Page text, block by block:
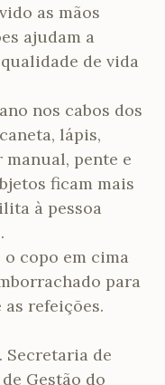
as mãos
ajudam a
de vida
nos cabos dos
lápis,
manual, pente e
ficam mais
à pessoa
copo em cima
para
refeições.
Secretaria de
Gestão do